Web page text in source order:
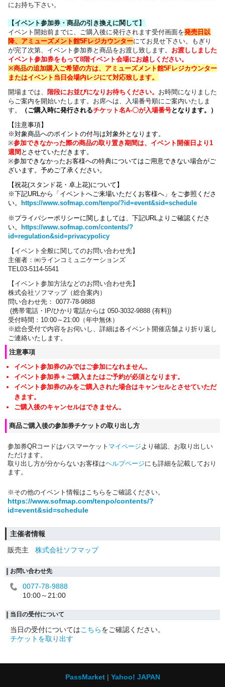
にお持ち下さい。
【イベント参加券・商品の引き換えに関して】
イベント開始前までに、ご購入後に発行されます受付画面を発売日以
降、アミューズメント館5Fレジカウンターにてお見せ下さい。もぎり
が完了次第、イベント参加券と商品をお渡し致します。 お渡ししました
イベント参加券をもって8階イベント会場にお越しください。
※商品の追加購入ご希望の方は、 アミューズメント館5Fレジカウンター
またはイベント当日会場内レジにて対応致します。
開場までは、
階段にお並びになりお待ちください。 お時間になりました
らご案内を開始いたします。お席へは、入場番号順にご案内いたしま
す。
（ご購入時に発行されるチケット名A-〇が入場番号となります。）
【注意事項】
※対象商品へのポイントの付与は対象外となります。
※参加できなかった際の商品の取り置き期間は、イベント開催日より1
週間 とさせていただきます。
※参加できなかったお客様への特典についてはご用意できない場合がご
ざいます。 予めご了承ください。
【祝花(スタンド花・卓上花)について】
※下記URLから「イベントへご来場いただくお客様へ」をご参照くださ
い。
https://www.sofmap.com/tenpo/?id=event&sid=schedule
※プライバシーポリシーに関しましては、下記URLよりご確認くださ
い。 https://www.sofmap.com/contents/?
id=regulation&sid=privacypolicy
【イベント全般に関してのお問い合わせ先】
主催者：㈱ラインコミュニケーションズ
TEL03-5114-5541
【イベント参加方法などのお問い合わせ先】
株式会社ソフマップ（総合案内）
問い合わせ先： 0077-78-9888
(携帯電話・IP/ひかり電話からは 050-3032-9888 (有料))
受付時間：10:00～21:00（年中無休）
※総合受付で内容をお伺いし、詳細は各イベント開催店舗より折り返し
ご連絡いたします。
注意事項
イベント参加券のみではご参加になれません。
イベント参加券＋ご購入またはご予約が必須となります。
イベント参加券のみをご購入された場合はキャンセルとさせていただ
きます。
ご購入後のキャンセルはできません。
商品ご購入後の参加券チケットの取り出し方
参加券QRコードはパスマーケット マイページ より確認、お取り出しい
ただけます。
取り出し方が分からないお客様はヘルプページにも詳細を記載しており
ます。
※その他のイベント情報はこちらをご確認ください。
https://www.sofmap.com/tenpo/contents/?
id=event&sid=schedule
主催者情報
販売主
株式会社ソフマップ
お問い合わせ先
0077-78-9888
10:00～21:00
当日の受付について
当日の受付についてはこちらをご確認ください。
チケットを取り出す
PassMarket Yahoo! JAPAN